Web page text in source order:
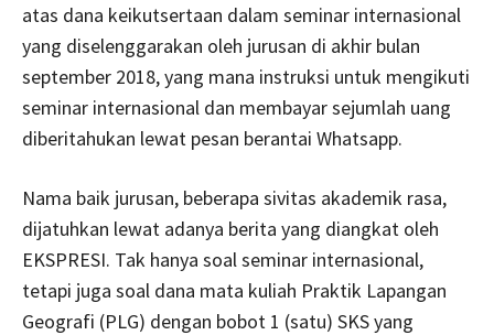
atas dana keikutsertaan dalam seminar internasional
yang diselenggarakan oleh jurusan di akhir bulan
september 2018, yang mana instruksi untuk mengikuti
seminar internasional dan membayar sejumlah uang
diberitahukan lewat pesan berantai Whatsapp.
Nama baik jurusan, beberapa sivitas akademik rasa,
dijatuhkan lewat adanya berita yang diangkat oleh
EKSPRESI. Tak hanya soal seminar internasional,
tetapi juga soal dana mata kuliah Praktik Lapangan
Geografi (PLG) dengan bobot 1 (satu) SKS yang